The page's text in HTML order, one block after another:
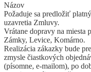
Názov
Požaduje sa predložiť
uzavretia Zmluvy.
Vrátane dopravy na
Zámky, Levice, Komárno.
Realizácia zákazky bude
zmysle čiastkových
(písomne, e-mailom), po